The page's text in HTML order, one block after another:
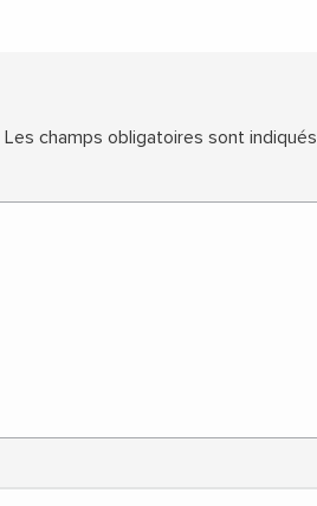
Les champs obligatoires sont indiqués